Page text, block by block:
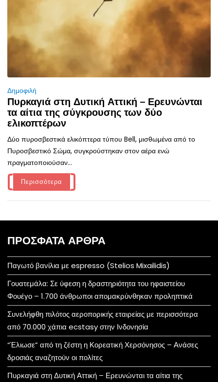
Δημοφιλή
Πυρκαγιά στη Δυτική Αττική – Ερευνώνται
τα αίτια της σύγκρουσης των δύο
ελικοπτέρων
Δύο πυροσβεστικά ελικόπτερα τύπου Bell, μισθωμένα από το
Πυροσβεστικό Σώμα, συγκρούστηκαν στον αέρα ενώ
πραγματοποιούσαν...
Περισσότερα
ΠΡΌΣΦΑΤΑ ΆΡΘΡΑ
Παγωτό βανίλια με espresso (Stelios Mixailidis)
Γουατεμάλα: Σε ύφεση η δραστηριότητα του ηφαιστείου
Φουέγο – 1.700 άνθρωποι απομακρύνθηκαν προληπτικά
Συνελήφθη πιλότος αεροπορικής εταιρείας με περισσότερα
από 70.000 χάπια ecstasy στην Ινδονησία
“Έλιωσε” από τη ζέστη η Κορεατική Χερσόνησος – Ανάσες
δροσιάς αναζητούν οι πολίτες
Πυρκαγιά στη Δυτική Αττική – Ερευνώνται τα αίτια της